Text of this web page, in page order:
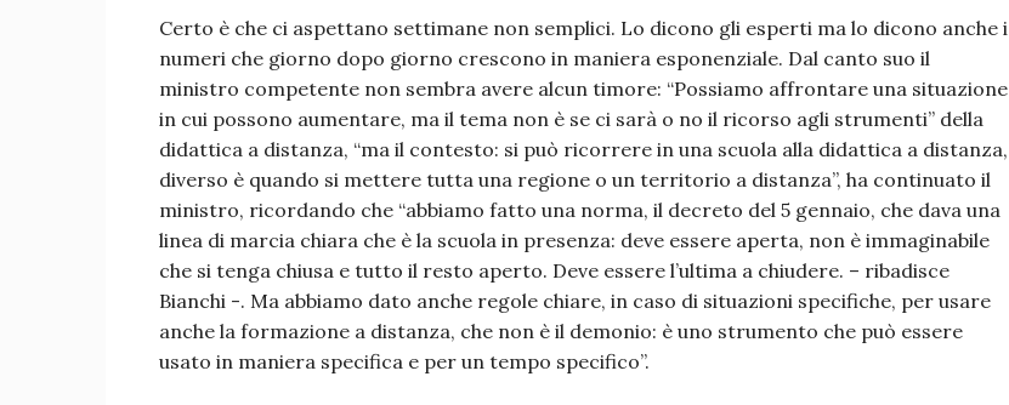
Certo è che ci aspettano settimane non semplici. Lo dicono gli esperti ma lo dicono anche i
numeri che giorno dopo giorno crescono in maniera esponenziale. Dal canto suo il
ministro competente non sembra avere alcun timore: “Possiamo affrontare una situazione
in cui possono aumentare, ma il tema non è se ci sarà o no il ricorso agli strumenti” della
didattica a distanza, “ma il contesto: si può ricorrere in una scuola alla didattica a distanza,
diverso è quando si mettere tutta una regione o un territorio a distanza”, ha continuato il
ministro, ricordando che “abbiamo fatto una norma, il decreto del 5 gennaio, che dava una
linea di marcia chiara che è la scuola in presenza: deve essere aperta, non è immaginabile
che si tenga chiusa e tutto il resto aperto. Deve essere l’ultima a chiudere. – ribadisce
Bianchi -. Ma abbiamo dato anche regole chiare, in caso di situazioni specifiche, per usare
anche la formazione a distanza, che non è il demonio: è uno strumento che può essere
usato in maniera specifica e per un tempo specifico”.